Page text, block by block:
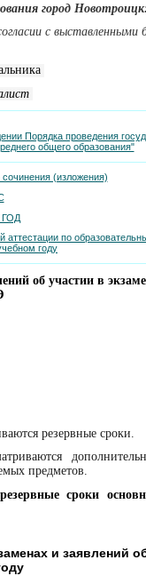
город
с выставленными
Порядка проведения
общего образования"
(изложения)
ГОД
аттестации по
году
об участии в
резервные сроки.
предметов.
резервные сроки
и заявлений